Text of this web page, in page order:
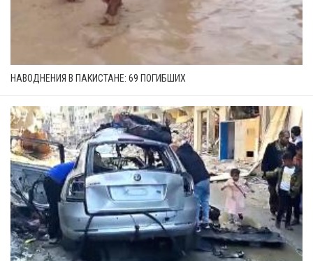
НАВОДНЕНИЯ В ПАКИСТАНЕ: 69 ПОГИБШИХ